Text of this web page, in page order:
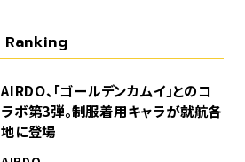
Ranking
AIRDO、「ゴールデンカムイ」とのコ
ラボ第3弾。制服着用キャラが就航各
地に登場